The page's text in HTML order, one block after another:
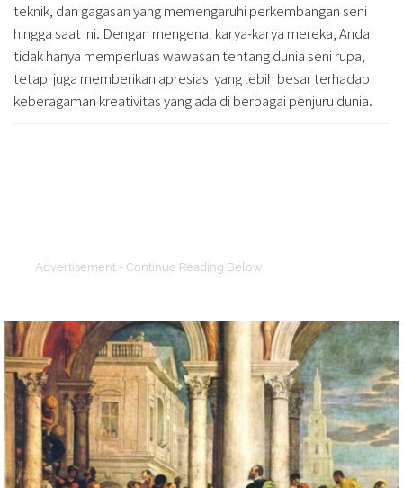
teknik, dan gagasan yang memengaruhi perkembangan seni
hingga saat ini. Dengan mengenal karya-karya mereka, Anda
tidak hanya memperluas wawasan tentang dunia seni rupa,
tetapi juga memberikan apresiasi yang lebih besar terhadap
keberagaman kreativitas yang ada di berbagai penjuru dunia.
Advertisement - Continue Reading Below